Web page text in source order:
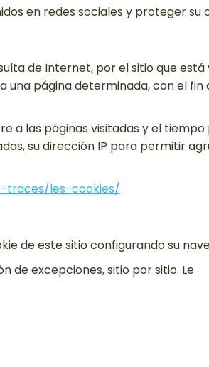
en redes sociales y proteger su
de Internet, por el sitio que está
una página determinada, con el fin
a las páginas visitadas y el tiempo
su dirección IP para permitir
traces/les-cookies/
de este sitio configurando su
de excepciones, sitio por sitio. Le